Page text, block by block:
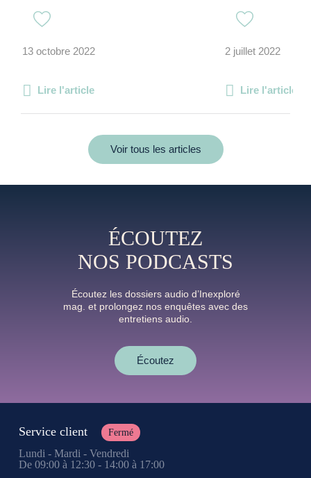
13 octobre 2022
Lire l'article
2 juillet 2022
Lire l'article
Voir tous les articles
ÉCOUTEZ
NOS PODCASTS
Écoutez les dossiers audio d’Inexploré
mag. et prolongez nos enquêtes avec des
entretiens audio.
Écoutez
Service client Fermé
Lundi - Mardi - Vendredi
De 09:00 à 12:30 - 14:00 à 17:00